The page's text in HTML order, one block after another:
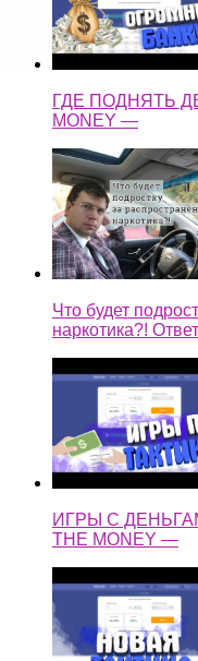
ГДЕ ПОДНЯТЬ
MONEY —
Что будет
наркотика?!
ИГРЫ С
THE MONEY —